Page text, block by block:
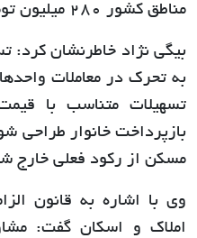
مناطق کشور 280 میلیون تومان تعیین شده است.
بیگی نژاد خاطرنشان کرد:
به تحرک در معاملات
تسهیلات متناسب با
بازپرداخت خانوار طراحی
مسکن از رکود فعلی خارج
وی با اشاره به قانون
املاک و اسکان گفت: